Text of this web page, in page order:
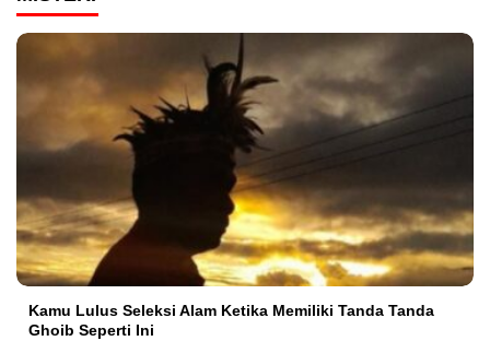
Kamu Lulus Seleksi Alam Ketika Memiliki Tanda Tanda
Ghoib Seperti Ini